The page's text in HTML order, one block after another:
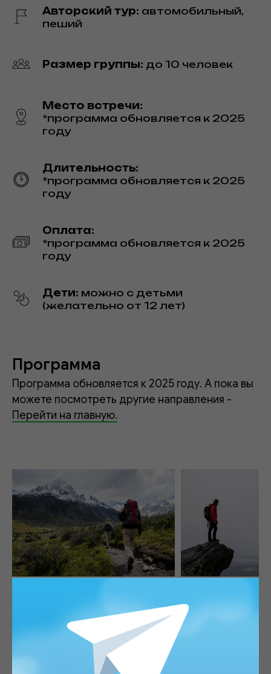
Авторский тур: автомобильный,
пеший
Размер группы: до 10 человек
Место встречи:
*программа обновляется к 2025
году
Длительность:
*программа обновляется к 2025
году
Оплата:
*программа обновляется к 2025
году
Дети: можно с детьми
(желательно от 12 лет)
Программа
Программа обновляется к 2025 году. А пока вы
можете посмотреть другие направления -
Перейти на главную.